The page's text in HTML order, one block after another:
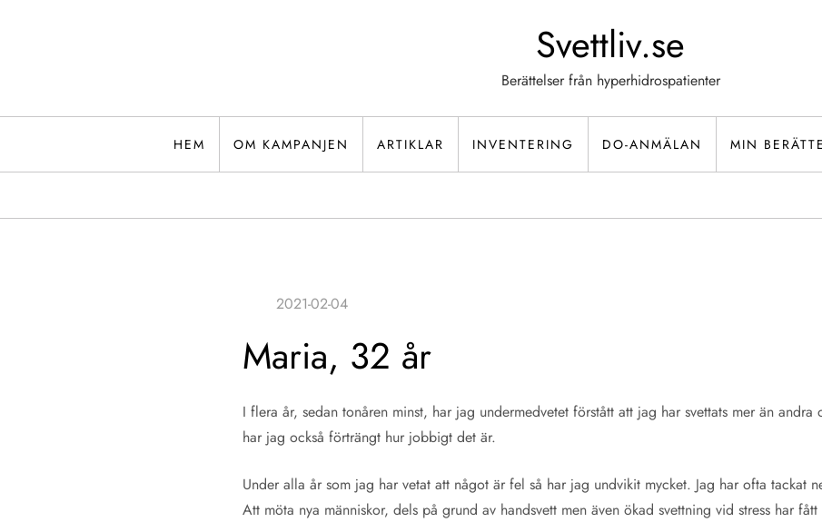
Svettliv.se
Berättelser från hyperhidrospatienter
HEM OM KAMPANJEN ARTIKLAR INVENTERING DO-ANMÄLAN MIN
Maria, 32 år
I flera år, sedan tonåren minst, har jag undermedvetet förstått att jag har svettats mer än
har jag också förträngt hur jobbigt det är.
Under alla år som jag har vetat att något är fel så har jag undvikit mycket. Jag har ofta tackat
Att möta nya människor, dels på grund av handsvett men även ökad svettning vid stress har